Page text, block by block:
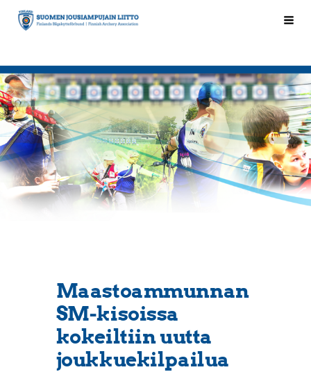
Siirry
sivun
Suomen Jousiampujain Liitto ry
Maastoammunnan
SM-kisoissa
kokeiltiin uutta
joukkuekilpailua